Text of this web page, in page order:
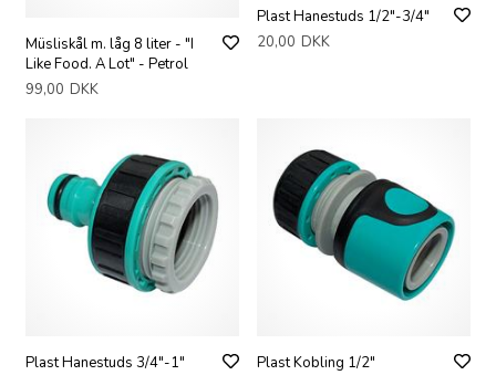
Müsliskål m. låg 8 liter - "I
Like Food. A Lot" - Petrol
99,00 DKK
Plast Hanestuds 1/2"-3/4"
20,00 DKK
Plast Hanestuds 3/4"-1"
Plast Kobling 1/2"